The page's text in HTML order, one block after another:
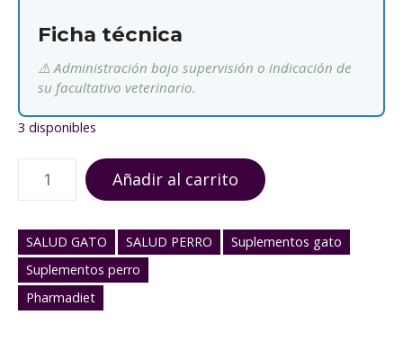
Ficha técnica
⚠️ Administración bajo supervisión o indicación de
su facultativo veterinario.
3 disponibles
f
i
Añadir al carrito
SALUD GATO SALUD PERRO
Suplementos gato
Suplementos perro
Pharmadiet